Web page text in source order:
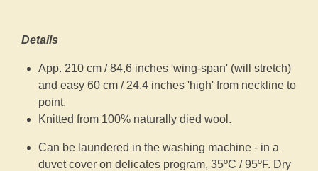
Details
App. 210 cm / 84,6 inches 'wing-span' (will stretch)
and easy 60 cm / 24,4 inches 'high' from neckline to
point.
Knitted from 100% naturally died wool.
Can be laundered in the washing machine - in a
duvet cover on delicates program, 35ºC / 95ºF. Dry